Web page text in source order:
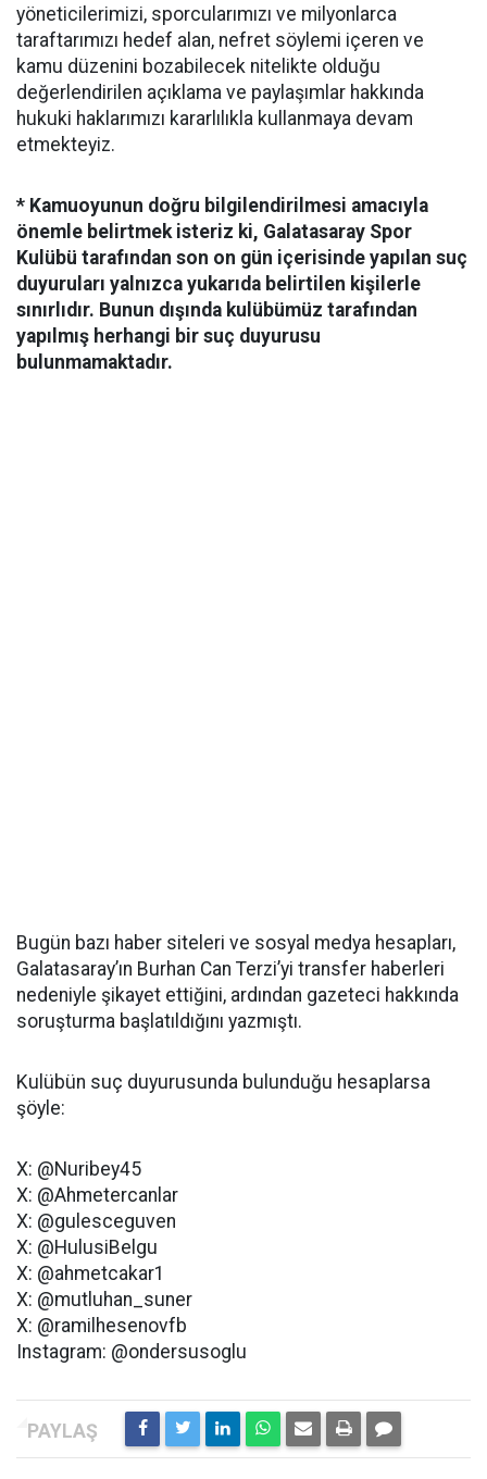
yöneticilerimizi, sporcularımızı ve milyonlarca
taraftarımızı hedef alan, nefret söylemi içeren ve
kamu düzenini bozabilecek nitelikte olduğu
değerlendirilen açıklama ve paylaşımlar hakkında
hukuki haklarımızı kararlılıkla kullanmaya devam
etmekteyiz.
* Kamuoyunun doğru bilgilendirilmesi amacıyla
önemle belirtmek isteriz ki, Galatasaray Spor
Kulübü tarafından son on gün içerisinde yapılan suç
duyuruları yalnızca yukarıda belirtilen kişilerle
sınırlıdır. Bunun dışında kulübümüz tarafından
yapılmış herhangi bir suç duyurusu
bulunmamaktadır.
Bugün bazı haber siteleri ve sosyal medya hesapları,
Galatasaray’ın Burhan Can Terzi’yi transfer haberleri
nedeniyle şikayet ettiğini, ardından gazeteci hakkında
soruşturma başlatıldığını yazmıştı.
Kulübün suç duyurusunda bulunduğu hesaplarsa
şöyle:
X: @Nuribey45
X: @Ahmetercanlar
X: @gulesceguven
X: @HulusiBelgu
X: @ahmetcakar1
X: @mutluhan_suner
X: @ramilhesenovfb
Instagram: @ondersusoglu